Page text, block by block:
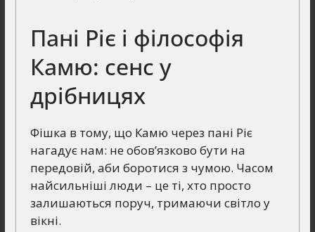
Пані Ріє і філософія
Камю: сенс у
дрібницях
Фішка в тому, що Камю через пані Ріє
нагадує нам: не обов’язково бути на
передовій, аби боротися з чумою. Часом
найсильніші люди – це ті, хто просто
залишаються поруч, тримаючи світло у
вікні.